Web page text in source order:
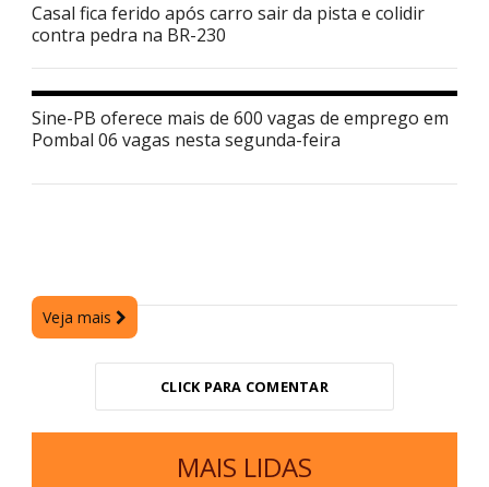
Casal fica ferido após carro sair da pista e colidir
contra pedra na BR-230
Sine-PB oferece mais de 600 vagas de emprego em
Pombal 06 vagas nesta segunda-feira
Veja mais
CLICK PARA COMENTAR
MAIS LIDAS